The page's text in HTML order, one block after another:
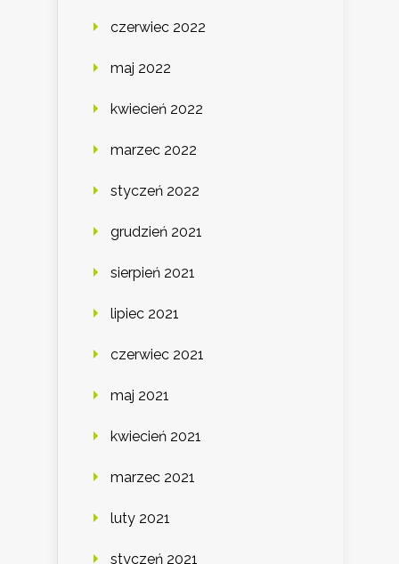
czerwiec 2022
maj 2022
kwiecień 2022
marzec 2022
styczeń 2022
grudzień 2021
sierpień 2021
lipiec 2021
czerwiec 2021
maj 2021
kwiecień 2021
marzec 2021
luty 2021
styczeń 2021